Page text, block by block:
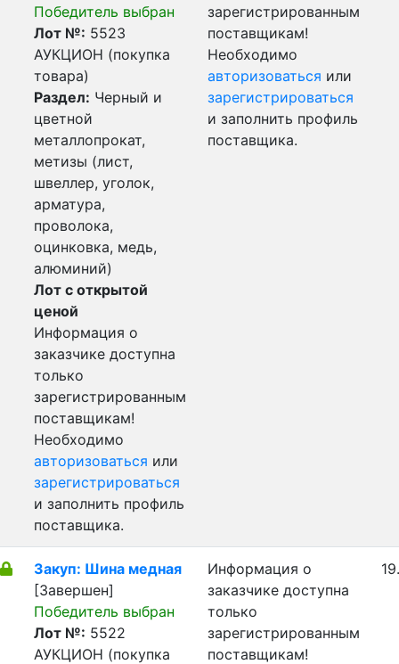
Победитель выбран
Лот №: 5523
АУКЦИОН (покупка
товара)
Раздел: Черный и
цветной
металлопрокат,
метизы (лист,
швеллер, уголок,
арматура,
проволока,
оцинковка, медь,
алюминий)
Лот с открытой
ценой
Информация о
заказчике доступна
только
зарегистрированным
поставщикам!
Необходимо
авторизоваться или
зарегистрироваться
и заполнить профиль
поставщика.
зарегистрированным
поставщикам!
Необходимо
авторизоваться или
зарегистрироваться
и заполнить профиль
поставщика.
Закуп: Шина медная
[Завершен]
Победитель выбран
Лот №: 5522
АУКЦИОН (покупка
Информация о
заказчике доступна
только
зарегистрированным
поставщикам!